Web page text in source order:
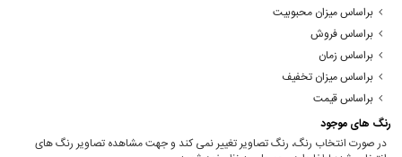
براساس میزان محبوبیت
براساس فروش
براساس زمان
براساس میزان تخفیف
براساس قیمت
رنگ های موجود
در صورت انتخاب رنگ، رنگ تصاویر تغییر نمی کند و جهت مشاهده تصاویر رنگ های